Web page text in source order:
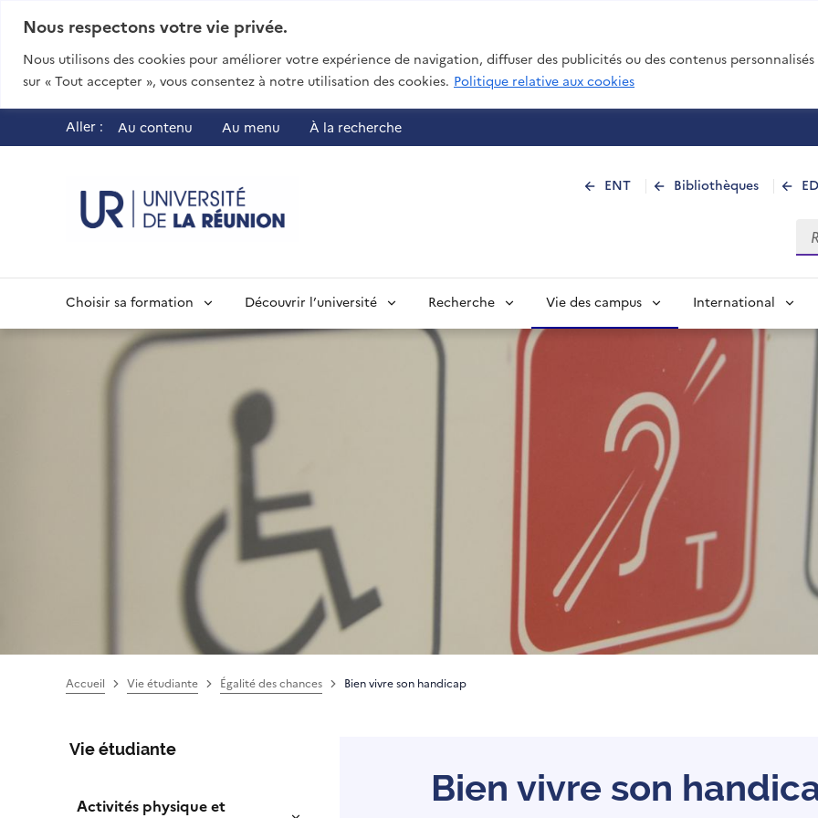
Nous respectons votre vie privée.
Nous utilisons des cookies pour améliorer votre expérience de navigation, diffuser des publicités ou des contenus
sur « Tout accepter », vous consentez à notre utilisation des cookies. Politique relative aux cookies
Aller : Au contenu Au menu À la recherche
ENT Bibliothèques
Choisir sa formation Découvrir l’université Recherche Vie des campus International
Accueil Vie étudiante Égalité des chances Bien vivre son handicap
Vie étudiante
Activités physique et
Bien vivre son